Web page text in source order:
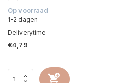
Op voorraad
1-2 dagen
Deliverytime
€4,79